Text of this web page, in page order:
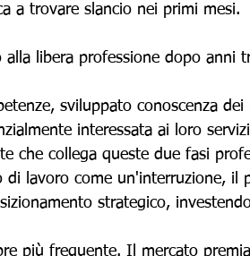
a trovare slancio nei primi mesi.
libera professione dopo anni
sviluppato conoscenza dei
interessata ai loro
che collega queste due fasi
di lavoro come un'interruzione, il
strategico,
più frequente. Il mercato